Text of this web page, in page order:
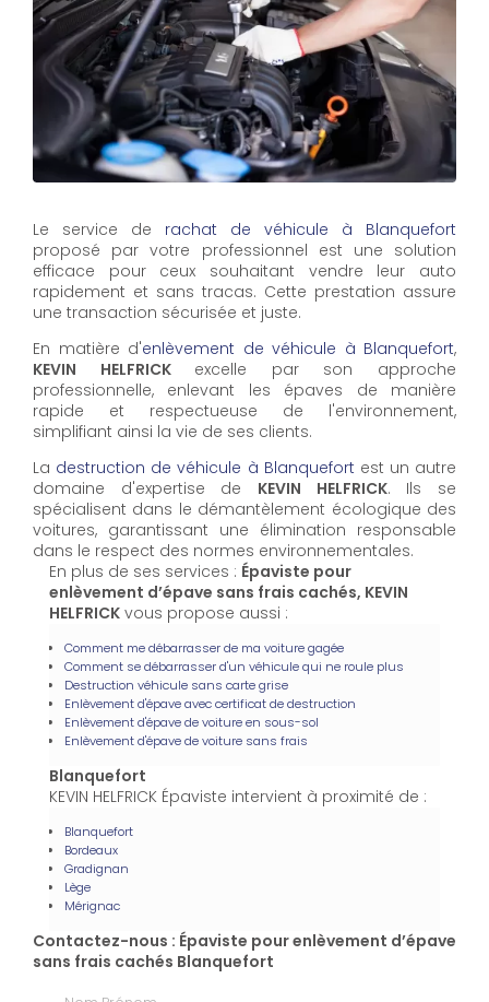
Le service de rachat de véhicule à Blanquefort
proposé par votre professionnel est une solution
efficace pour ceux souhaitant vendre leur auto
rapidement et sans tracas. Cette prestation assure
une transaction sécurisée et juste.
En matière d'enlèvement de véhicule à Blanquefort,
KEVIN HELFRICK excelle par son approche
professionnelle, enlevant les épaves de manière
rapide et respectueuse de l'environnement,
simplifiant ainsi la vie de ses clients.
La destruction de véhicule à Blanquefort est un autre
domaine d'expertise de KEVIN HELFRICK. Ils se
spécialisent dans le démantèlement écologique des
voitures, garantissant une élimination responsable
dans le respect des normes environnementales.
En plus de ses services : Épaviste pour
enlèvement d’épave sans frais cachés, KEVIN
HELFRICK vous propose aussi :
Comment me débarrasser de ma voiture gagée
Comment se débarrasser d'un véhicule qui ne roule plus
Destruction véhicule sans carte grise
Enlèvement d'épave avec certificat de destruction
Enlèvement d'épave de voiture en sous-sol
Enlèvement d'épave de voiture sans frais
Blanquefort
KEVIN HELFRICK Épaviste intervient à proximité de :
Blanquefort
Bordeaux
Gradignan
Lège
Mérignac
Contactez-nous : Épaviste pour enlèvement d’épave
sans frais cachés Blanquefort